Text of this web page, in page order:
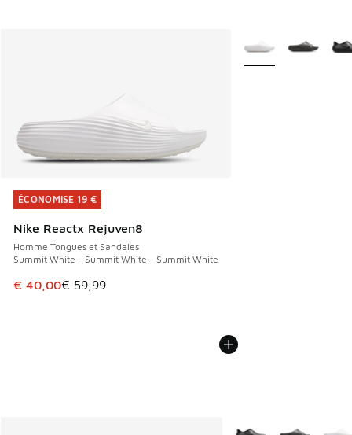
ÉCONOMISE 19 €
Nike Reactx Rejuven8
Homme Tongues et Sandales
Summit White - Summit White - Summit White
Cet article est en promotion. Prix en baisse de € 59,99 à
€ 40,00€ 59,99
ÉCONOMISE 19 €
Plus de couleurs
Plus de couleurs